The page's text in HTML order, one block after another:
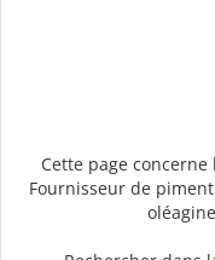
Cette page
Fournisseur de